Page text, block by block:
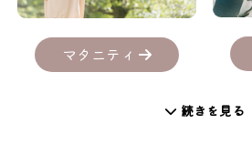
マタニティ
続きを見る